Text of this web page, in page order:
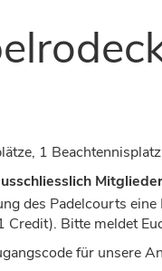
1
des Padelcourts
Bitte meldet
für unsere